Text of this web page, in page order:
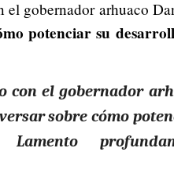
el gobernador arhuaco
potenciar su
con el gobernador
sobre cómo